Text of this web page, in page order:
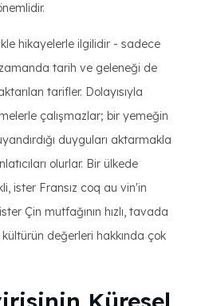
hikayelerle ilgilidir - sadece
tarih ve geleneği de
tarifler. Dolayısıyla
çalışmazlar; bir yemeğin
duyguları aktarmakla
olurlar. Bir ülkede
ister Fransız coq au vin'in
Çin mutfağının hızlı, tavada
değerleri hakkında çok